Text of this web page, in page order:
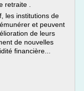
retraite .
les institutions de
et peuvent
de leurs
de nouvelles
financière...